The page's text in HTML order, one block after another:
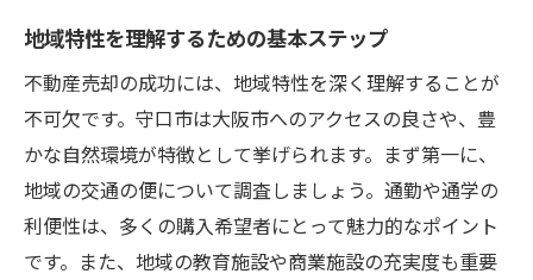
地域特性を理解するための基本ステップ
不動産売却の成功には、地域特性を深く理解することが
不可欠です。守口市は大阪市へのアクセスの良さや、豊
かな自然環境が特徴として挙げられます。まず第一に、
地域の交通の便について調査しましょう。通勤や通学の
利便性は、多くの購入希望者にとって魅力的なポイント
です。また、地域の教育施設や商業施設の充実度も重要